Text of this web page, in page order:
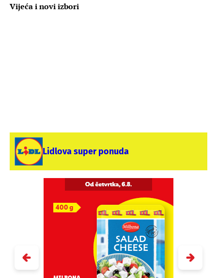
Vijeća i novi izbori
Lidlova super ponuda